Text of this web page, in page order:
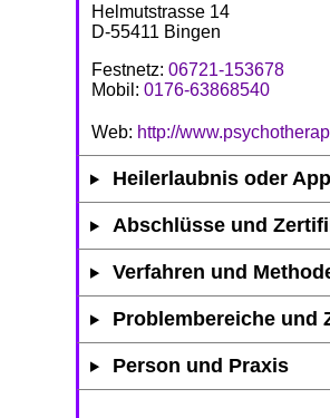
Helmutstrasse 14
D-55411 Bingen
Festnetz: 06721-153678
Mobil: 0176-63868540
Web: http://
Heilerlaubnis oder
Abschlüsse und
Verfahren und
Problembereiche und
Person und Praxis